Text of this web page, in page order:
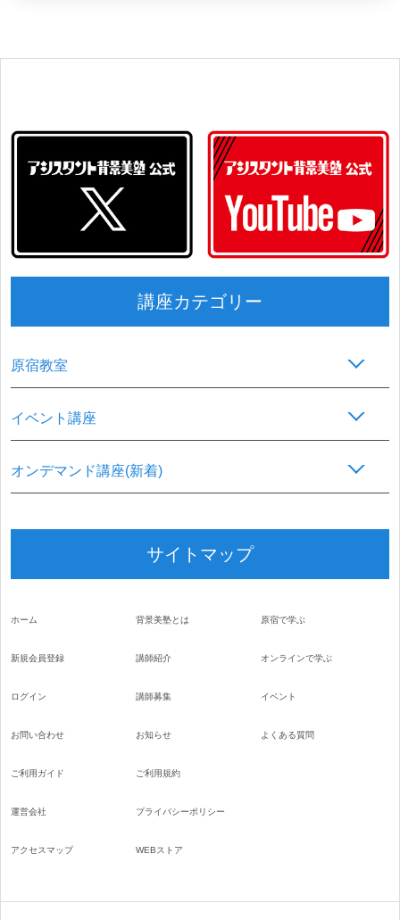
講座カテゴリー
原宿教室
イベント講座
オンデマンド講座(新着)
サイトマップ
ホーム
新規会員登録
ログイン
お問い合わせ
背景美塾とは
講師紹介
講師募集
お知らせ
原宿で学ぶ
オンラインで学ぶ
イベント
よくある質問
ご利用ガイド
運営会社
アクセスマップ
ご利用規約
プライバシーポリシー
WEBストア